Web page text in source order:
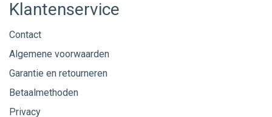
Klantenservice
Contact
Algemene voorwaarden
Garantie en retourneren
Betaalmethoden
Privacy